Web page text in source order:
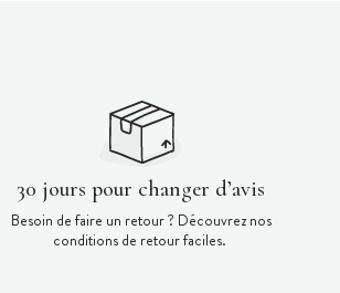
30 jours pour changer d’avis
Besoin de faire un retour ? Découvrez nos
conditions de retour faciles.